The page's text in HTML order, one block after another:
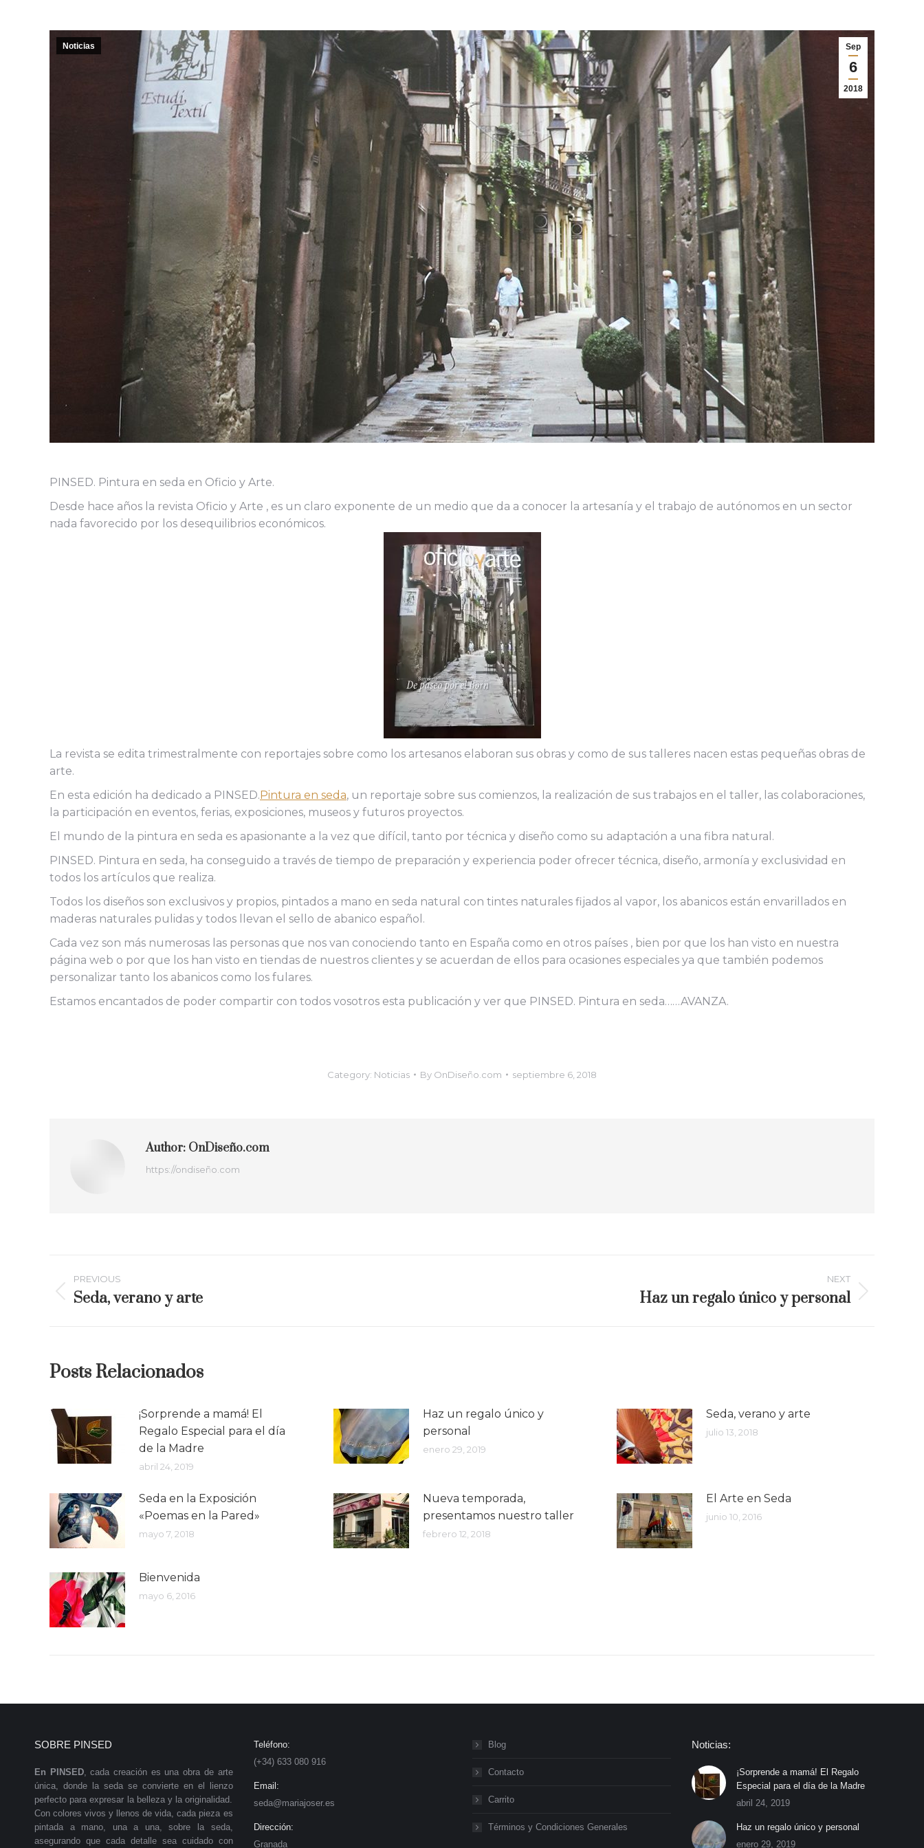
Sep
6
2018
Noticias
PINSED. Pintura en seda en Oficio y Arte.
Desde hace años la revista Oficio y Arte , es un claro exponente de un medio que da a conocer la artesanía y el trabajo de autónomos en un sector
nada favorecido por los desequilibrios económicos.
La revista se edita trimestralmente con reportajes sobre como los artesanos elaboran sus obras y como de sus talleres nacen estas pequeñas obras de
arte.
En esta edición ha dedicado a PINSED.Pintura en seda, un reportaje sobre sus comienzos, la realización de sus trabajos en el taller, las colaboraciones,
la participación en eventos, ferias, exposiciones, museos y futuros proyectos.
El mundo de la pintura en seda es apasionante a la vez que difícil, tanto por técnica y diseño como su adaptación a una fibra natural.
PINSED. Pintura en seda, ha conseguido a través de tiempo de preparación y experiencia poder ofrecer técnica, diseño, armonía y exclusividad en
todos los artículos que realiza.
Todos los diseños son exclusivos y propios, pintados a mano en seda natural con tintes naturales fijados al vapor, los abanicos están envarillados en
maderas naturales pulidas y todos llevan el sello de abanico español.
Cada vez son más numerosas las personas que nos van conociendo tanto en España como en otros países , bien por que los han visto en nuestra
página web o por que los han visto en tiendas de nuestros clientes y se acuerdan de ellos para ocasiones especiales ya que también podemos
personalizar tanto los abanicos como los fulares.
Estamos encantados de poder compartir con todos vosotros esta publicación y ver que PINSED. Pintura en seda……AVANZA.
Category: Noticias By OnDiseño.com septiembre 6, 2018
Author: OnDiseño.com
https://ondiseño.com
Post
navigation
PREVIOUS
Previous
Seda, verano y arte
NEXT
Haz un regalo único y personal
Posts Relacionados
¡Sorprende a mamá! El
Regalo Especial para el día
de la Madre
abril 24, 2019
Haz un regalo único y
personal
enero 29, 2019
Seda, verano y arte
julio 13, 2018
Seda en la Exposición
«Poemas en la Pared»
mayo 7, 2018
Nueva temporada,
presentamos nuestro taller
febrero 12, 2018
El Arte en Seda
junio 10, 2016
Bienvenida
mayo 6, 2016
SOBRE PINSED
En PINSED, cada creación es una obra de arte
única, donde la seda se convierte en el lienzo
perfecto para expresar la belleza y la originalidad.
Con colores vivos y llenos de vida, cada pieza es
pintada a mano, una a una, sobre la seda,
asegurando que cada detalle sea cuidado con
Teléfono:
(+34) 633 080 916
Email:
seda@mariajoser.es
Dirección:
Granada
Blog
Contacto
Carrito
Términos y Condiciones Generales
Noticias:
¡Sorprende a mamá! El Regalo
Especial para el día de la Madre
abril 24, 2019
Haz un regalo único y personal
enero 29, 2019